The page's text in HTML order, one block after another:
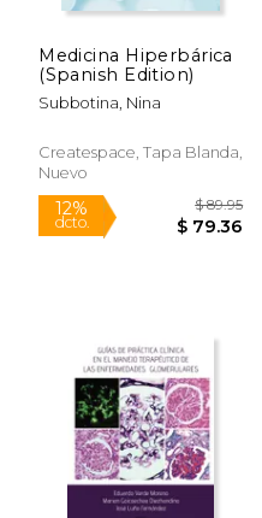
50% $ 44.47
Medicina Hiperbárica
(Spanish Edition)
Subbotina, Nina
Createspace, Tapa Blanda,
Nuevo